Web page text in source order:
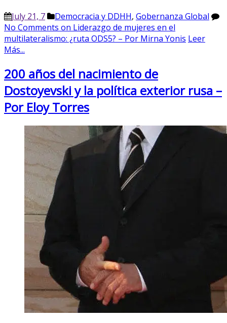
July 21, 7 Democracia y DDHH, Gobernanza Global
No Comments on Liderazgo de mujeres en el
multilateralismo: ¿ruta ODS5? – Por Mirna Yonis Leer
Más...
200 años del nacimiento de
Dostoyevski y la política exterior rusa –
Por Eloy Torres